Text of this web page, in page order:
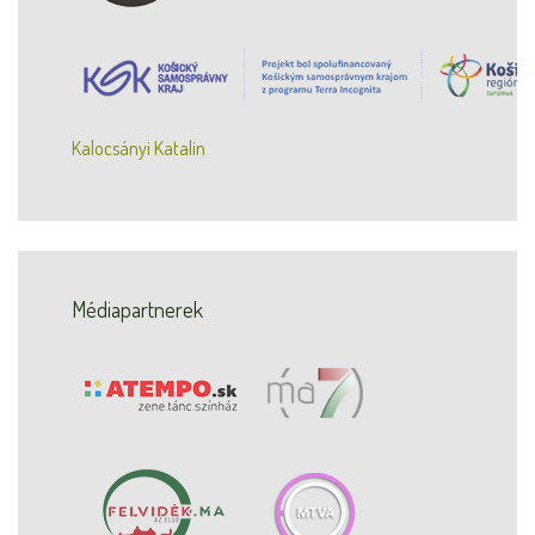
Kalocsányi Katalin
Médiapartnerek